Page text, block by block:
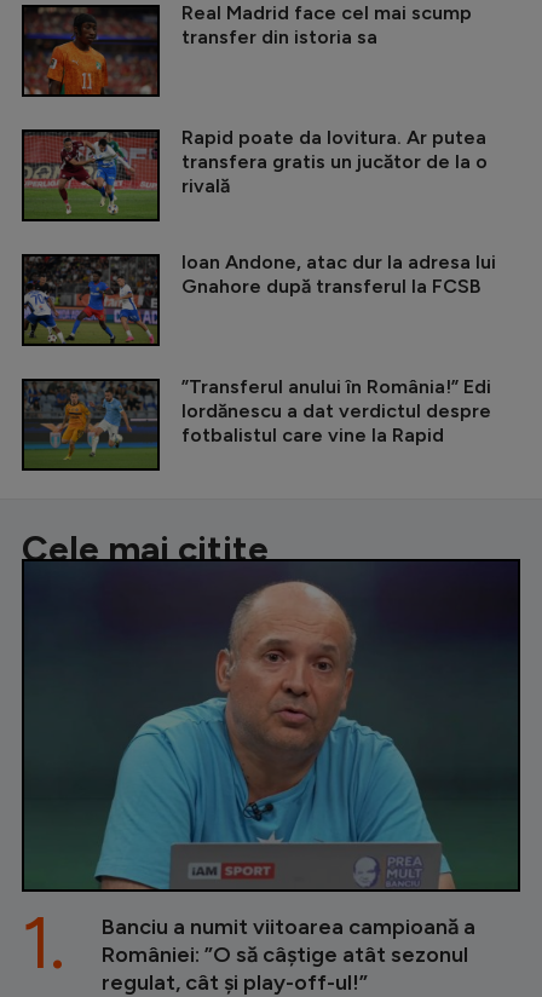
Real Madrid face cel mai scump
transfer din istoria sa
Rapid poate da lovitura. Ar putea
transfera gratis un jucător de la o
rivală
Ioan Andone, atac dur la adresa lui
Gnahore după transferul la FCSB
”Transferul anului în România!” Edi
Iordănescu a dat verdictul despre
fotbalistul care vine la Rapid
Cele mai citite
Banciu a numit viitoarea campioană a
României: ”O să câștige atât sezonul
regulat, cât și play-off-ul!”
1.